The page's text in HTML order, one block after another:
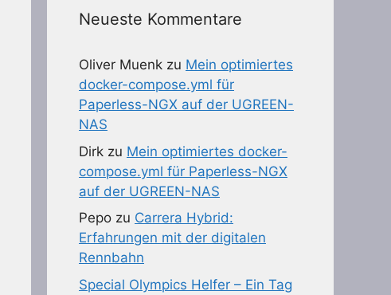
Neueste Kommentare
Oliver Muenk zu Mein optimiertes
docker-compose.yml für
Paperless-NGX auf der UGREEN-
NAS
Dirk zu Mein optimiertes docker-
compose.yml für Paperless-NGX
auf der UGREEN-NAS
Pepo zu Carrera Hybrid:
Erfahrungen mit der digitalen
Rennbahn
Special Olympics Helfer – Ein Tag